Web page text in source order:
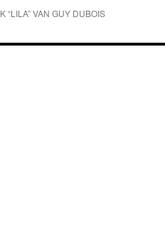
“LILA” VAN GUY DUBOIS